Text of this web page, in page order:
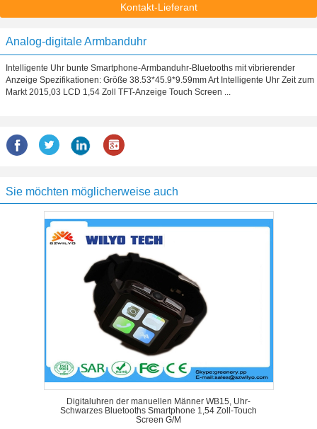
Kontakt-Lieferant
Analog-digitale Armbanduhr
Intelligente Uhr bunte Smartphone-Armbanduhr-Bluetooths mit vibrierender
Anzeige Spezifikationen: Größe 38.53*45.9*9.59mm Art Intelligente Uhr Zeit zum
Markt 2015,03 LCD 1,54 Zoll TFT-Anzeige Touch Screen ...
Sie möchten möglicherweise auch
Digitaluhren der manuellen Männer WB15, Uhr-
Schwarzes Bluetooths Smartphone 1,54 Zoll-Touch
Screen G/M